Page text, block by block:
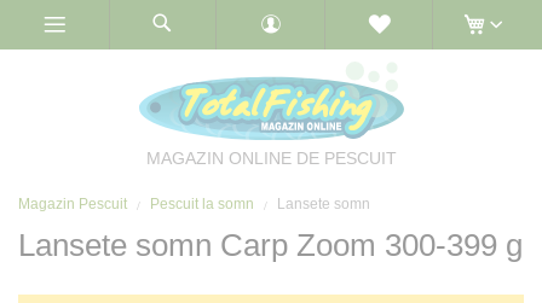
MAGAZIN ONLINE DE PESCUIT
Magazin Pescuit Pescuit la somn Lansete somn
Lansete somn Carp Zoom 300-399 g